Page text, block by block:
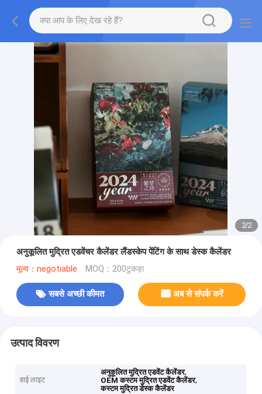
2/2
अनुकूलित मुद्रित एडवेंचर कैलेंडर लैंडस्केप पेंटिंग के साथ डेस्क कैलेंडर
मूल्य：negotiable MOQ：200टुकड़ा
सबसे अच्छी कीमत अब से संपर्क करें
उत्पाद विवरण
हाई लाइट
अनुकूलित मुद्रित एडवेंट कैलेंडर,
OEM कस्टम मुद्रित एडवेंट कैलेंडर,
कस्टम मुद्रित डेस्क कैलेंडर